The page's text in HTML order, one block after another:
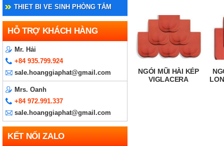
THIET BI VE SINH PHÒNG TẮM
HỖ TRỢ KHÁCH HÀNG
Mr. Hải
+84 935.799.924
sale.hoanggiaphat@gmail.com
Mrs. Oanh
+84 972.991.337
sale.hoanggiaphat@gmail.com
KẾT NỐI ZALO
NGÓI MŨI HÀI KÉP
VIGLACERA